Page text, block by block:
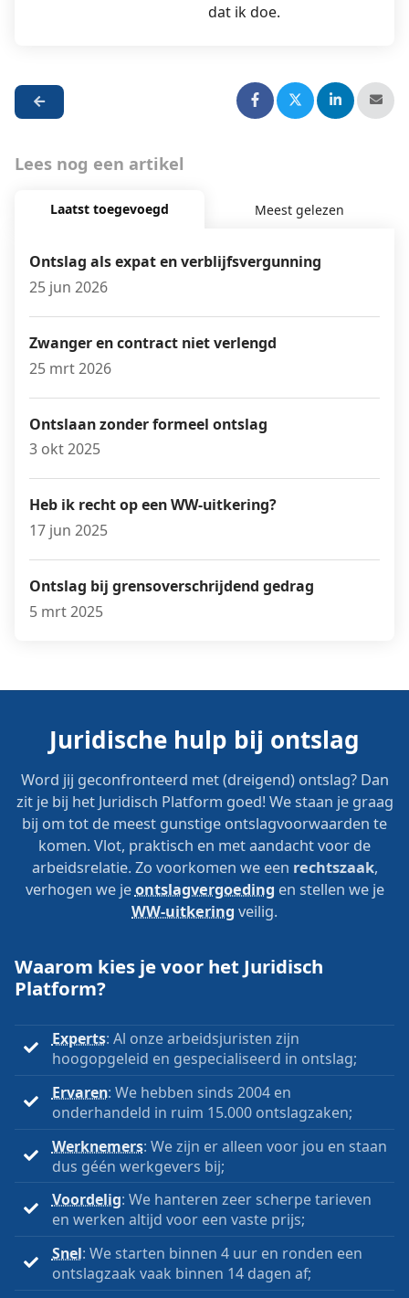
dat ik doe.
Lees nog een artikel
Laatst toegevoegd Meest gelezen
Ontslag als expat en verblijfsvergunning
25 jun 2026
Zwanger en contract niet verlengd
25 mrt 2026
Ontslaan zonder formeel ontslag
3 okt 2025
Heb ik recht op een WW-uitkering?
17 jun 2025
Ontslag bij grensoverschrijdend gedrag
5 mrt 2025
Juridische hulp bij ontslag
Word jij geconfronteerd met (dreigend) ontslag? Dan
zit je bij het Juridisch Platform goed! We staan je graag
bij om tot de meest gunstige ontslagvoorwaarden te
komen. Vlot, praktisch en met aandacht voor de
arbeidsrelatie. Zo voorkomen we een rechtszaak,
verhogen we jeontslagvergoeding en stellen we je
WW-uitkering veilig.
Waarom kies je voor het Juridisch
Platform?
Experts: Al onze arbeidsjuristen zijn
hoogopgeleid en gespecialiseerd in ontslag;
Ervaren: We hebben sinds 2004 en
onderhandeld in ruim 15.000 ontslagzaken;
Werknemers: We zijn er alleen voor jou en staan
dus géén werkgevers bij;
Voordelig: We hanteren zeer scherpe tarieven
en werken altijd voor een vaste prijs;
Snel: We starten binnen 4 uur en ronden een
ontslagzaak vaak binnen 14 dagen af;